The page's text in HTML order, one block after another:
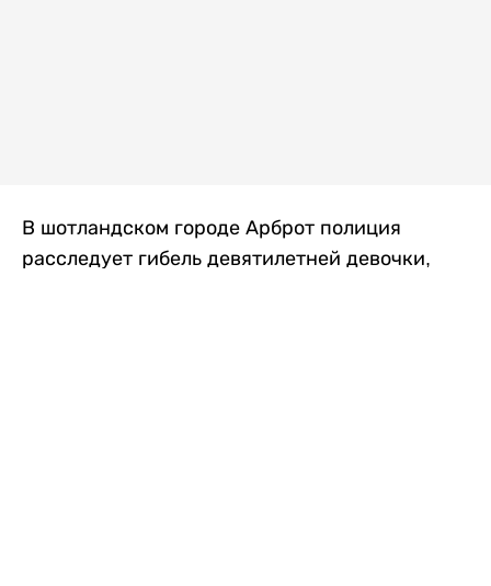
В шотландском городе Арброт полиция
расследует гибель девятилетней девочки,